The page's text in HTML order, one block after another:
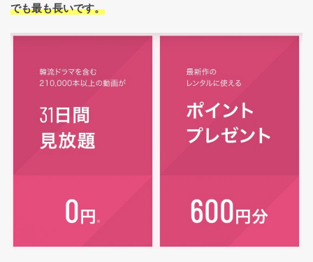
でも最も長いです。